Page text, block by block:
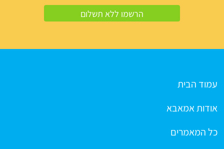
עמוד הבית
אודות אמאבא
כל המאמרים